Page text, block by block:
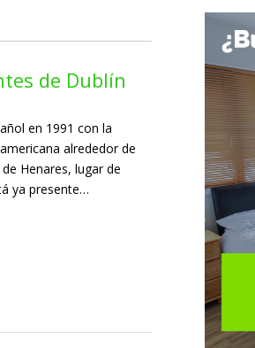
de Dublín
en 1991 con la
alrededor de
Henares, lugar de
ya presente…